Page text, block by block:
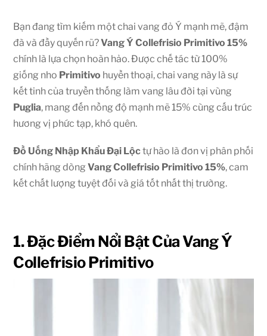
Bạn đang tìm kiếm một chai vang đỏ Ý mạnh mẽ, đậm
đà và đầy quyến rũ?Vang Ý Collefrisio Primitivo 15%
chính là lựa chọn hoàn hảo. Được chế tác từ 100%
giống nho Primitivo huyền thoại, chai vang này là sự
kết tinh của truyền thống làm vang lâu đời tại vùng
Puglia, mang đến nồng độ mạnh mẽ15% cùng cấu trúc
hương vị phức tạp, khó quên.
Đồ Uống Nhập Khẩu Đại Lộctự hào là đơn vị phân phối
chính hãng dòngVang Collefrisio Primitivo 15%, cam
kết chất lượng tuyệt đối và giá tốt nhất thị trường.
1. Đặc Điểm Nổi Bật Của Vang Ý
Collefrisio Primitivo